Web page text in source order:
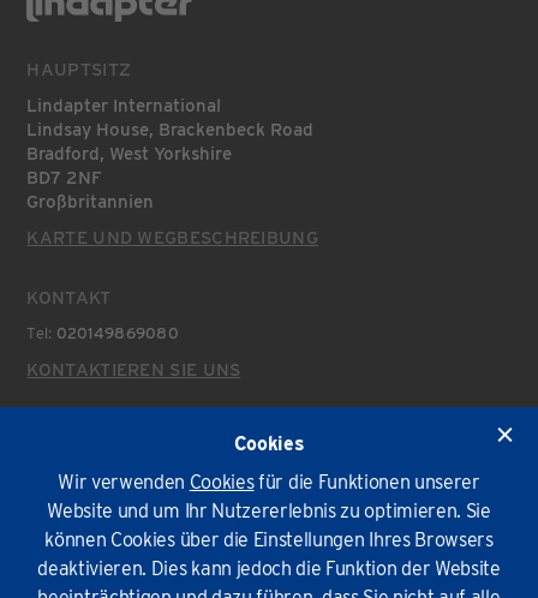
HAUPTSITZ
Lindapter International
Lindsay House, Brackenbeck Road
Bradford, West Yorkshire
BD7 2NF
Großbritannien
KARTE UND WEGBESCHREIBUNG
KONTAKT
Tel: 020149869080
KONTAKTIEREN SIE UNS
Umweltpolitik Impressum und AGB Privatsphäre
Cookies
© Lindapter International 2026. Alle Rechte vorbehalten.
Cookies
Wir verwenden Cookiesfür die Funktionen unserer
Website und um Ihr Nutzererlebnis zu optimieren. Sie
können Cookies über die Einstellungen Ihres Browsers
deaktivieren. Dies kann jedoch die Funktion der Website